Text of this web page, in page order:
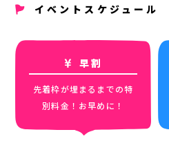
イベントスケジュール
早割
先着枠が埋まるまでの特
別料金！お早めに！